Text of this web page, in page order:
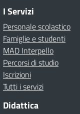
I Servizi
Personale scolastico
Famiglie e studenti
MAD Interpello
Percorsi di studio
Iscrizioni
Tutti i servizi
Didattica